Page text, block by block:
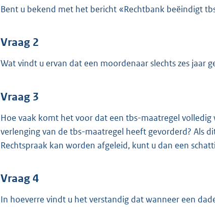
Bent u bekend met het bericht «Rechtbank beëindigt
Vraag 2
Wat vindt u ervan dat een moordenaar slechts zes jaar
Vraag 3
Hoe vaak komt het voor dat een tbs-maatregel
verlenging van de tbs-maatregel heeft gevorderd? Als
Rechtspraak kan worden afgeleid, kunt u dan een
Vraag 4
In hoeverre vindt u het verstandig dat wanneer een